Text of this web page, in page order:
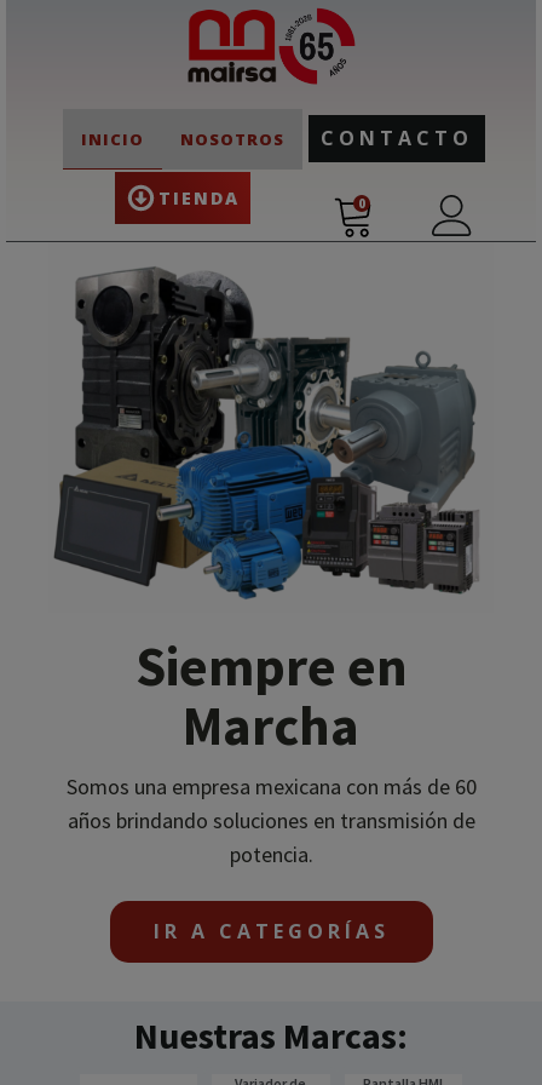
INICIO NOSOTROS
TIENDA
CONTACTO
0
Siempre en
Marcha
Somos una empresa mexicana con más de 60
años brindando soluciones en transmisión de
potencia.
IR A CATEGORÍAS
Nuestras Marcas: